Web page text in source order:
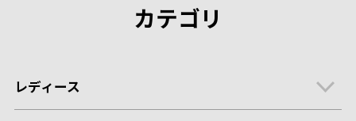
カテゴリ
レディース